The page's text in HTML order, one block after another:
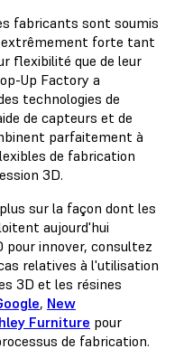
fabricants sont soumis
extrêmement forte tant
flexibilité que de leur
Up Factory a
technologies de
de capteurs et de
parfaitement à
de fabrication
3D.
sur la façon dont les
aujourd'hui
pour innover, consultez
relatives à l'utilisation
3D et les résines
, New
Furniture pour
de fabrication.